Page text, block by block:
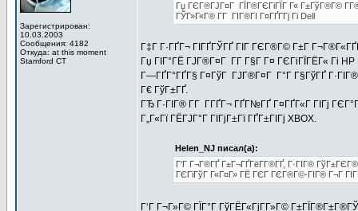
Зарегистрирован:
10.03.2003
Сообщения: 4182
Откуда: at this moment
Stamford CT
Гџ ГЄГ®ГЈГ¤Г ГЇГ®ГЄГіГЇГ Г« Г±ГўГ®Г©
ГЎГ»Г«Г® Г­Г ГІГ®ГІ Г¤ГҐГ­Гј Гі Dell
Г‡Г Г·ГҐГ¬ ГІГҐГЎГҐ ГІГ ГЄГ®Г© Г±Г
Гџ ГІГ°ГЁ ГЈГ®Г¤Г Г­Г Г§Г Г¤ ГЄГіГЇГЁГ« Гі
Г—ГҐГ°ГҐГ§ Г¤ГўГ ГЈГ®Г¤Г Г°Г Г§ГўГҐ
Г€ ГўГ±ГҐ.
ГЂ Г·ГІГ® Г­Г Г­ГҐГ¬ ГҐГ№ГҐ Г¤ГҐГ«Г ГІГј
Г„Г«Гї ГЁГЈГ°Г ГІГјГ±Гї ГҐГ±ГІГј XBOX.
Helen_NJ писал(а):
Г‘Г Г¬Г®ГҐ Г±Г¬ГҐГёГ­Г®ГҐ, Г·ГІГ®
ГЄГіГўГ Г«Г¤Г» ГЁ ГЄГ ГЄГ®Г©-ГІГ® Г¬Г
Г‘Г Г¬Г»Г© ГЇГ°Г ГўГЁГ«ГјГ­Г»Г© Г±ГЇГ®Г±Г®ГЎ